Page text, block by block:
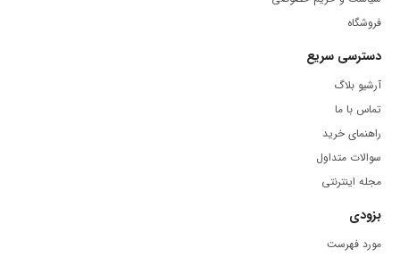
فروشگاه
دسترسی سریع
آرشیو بلاگ
تماس با ما
راهنمای خرید
سوالات متداول
مجله اینترنتی
بزودی
مورد فهرست